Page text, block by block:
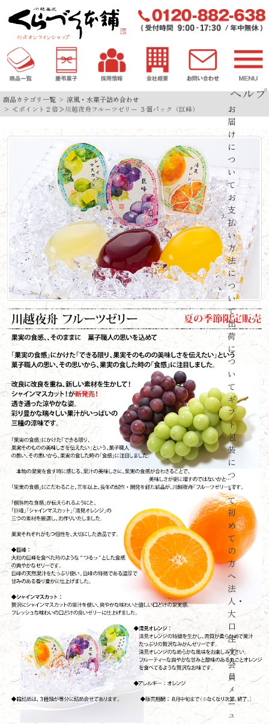
ヘルプ
お
届
け
に
つ
い
て
お
支
払
い
方
法
に
つ
い
て
出
荷
に
つ
い
て
ギ
フ
ト
包
装
に
つ
い
て
初
め
て
の
方
へ
法
人・
大
口
注
文
会
員
メ
ニ
ュ
商品カテゴリ一覧
涼風・水菓子詰め合わせ
≪ポイント２倍≫川越夜舟フルーツゼリー ３個パック（巨峰）